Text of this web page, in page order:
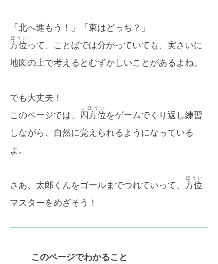
「北へ進もう！」「東はどっち？」
方位
ほうい
って、ことばでは分かっていても、実さいに
地図の上で考えるとむずかしいことがあるよね。
でも大丈夫！
このページでは、
四方位
しほうい
をゲームでくり返し練習
しながら、自然に覚えられるようになっている
よ。
さあ、太郎くんをゴールまでつれていって、 方位
ほうい
マスターをめざそう！
このページでわかること